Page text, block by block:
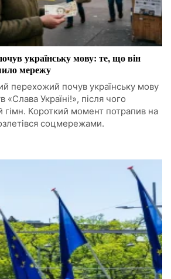
українську мову: те, що він
мережу
перехожий почув українську мову
«Слава Україні!», після чого
гімн. Короткий момент потрапив на
соцмережами.